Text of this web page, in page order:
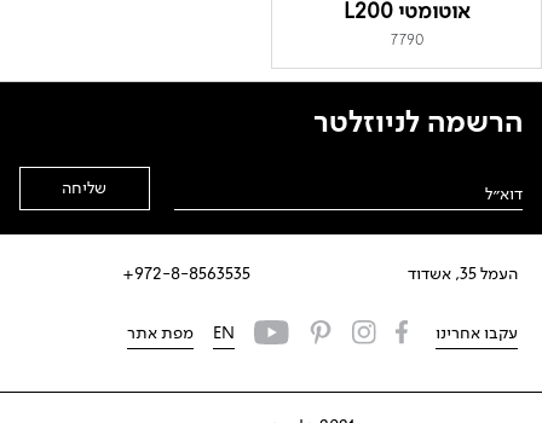
אוטומטי L200
7790
העמל 35, אשדוד 972-8-8563535+
הרשמה לניוזלטר
עקבו אחרינו EN מפת אתר